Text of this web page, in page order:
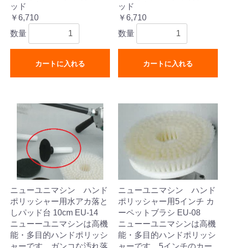
ッド
￥6,710
数量
カートに入れる
ッド
￥6,710
数量
カートに入れる
ニューユニマシン ハンド
ポリッシャー用水アカ落と
しパッド台 10cm EU-14
ニューーユニマシンは高機
能・多目的ハンドポリッシ
ャーです。ガンコな汚れ落
ニューユニマシン ハンド
ポリッシャー用5インチ カ
ーペットブラシ EU-08
ニューーユニマシンは高機
能・多目的ハンドポリッシ
ャーです。5インチのカー